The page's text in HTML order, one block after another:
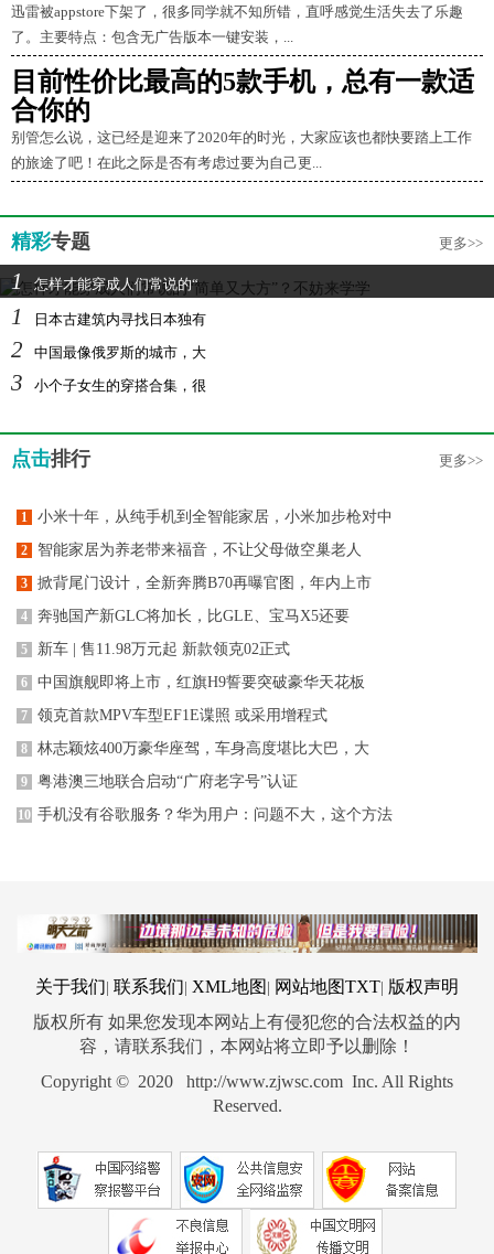
迅雷被appstore下架了，很多同学就不知所错，直呼感觉生活失去了乐趣
了。主要特点：包含无广告版本一键安装，...
目前性价比最高的5款手机，总有一款适
合你的
别管怎么说，这已经是迎来了2020年的时光，大家应该也都快要踏上工作
的旅途了吧！在此之际是否有考虑过要为自己更...
精彩专题 更多>>
1 怎样才能穿成人们常说的“
1 日本古建筑内寻找日本独有
2 中国最像俄罗斯的城市，大
3 小个子女生的穿搭合集，很
点击排行 更多>>
1 小米十年，从纯手机到全智能家居，小米加步枪对中
2 智能家居为养老带来福音，不让父母做空巢老人
3 掀背尾门设计，全新奔腾B70再曝官图，年内上市
4 奔驰国产新GLC将加长，比GLE、宝马X5还要
5 新车 | 售11.98万元起 新款领克02正式
6 中国旗舰即将上市，红旗H9誓要突破豪华天花板
7 领克首款MPV车型EF1E谍照 或采用增程式
8 林志颖炫400万豪华座驾，车身高度堪比大巴，大
9 粤港澳三地联合启动“广府老字号”认证
10 手机没有谷歌服务？华为用户：问题不大，这个方法
关于我们| 联系我们| XML地图 | 网站地图TXT| 版权声明
版权所有 如果您发现本网站上有侵犯您的合法权益的内
容，请联系我们，本网站将立即予以删除！
Copyright © 2020 http://www.zjwsc.com Inc. All Rights
Reserved.